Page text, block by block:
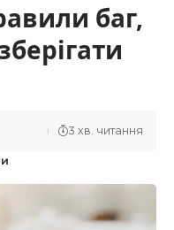
баг,
3 хв. читання